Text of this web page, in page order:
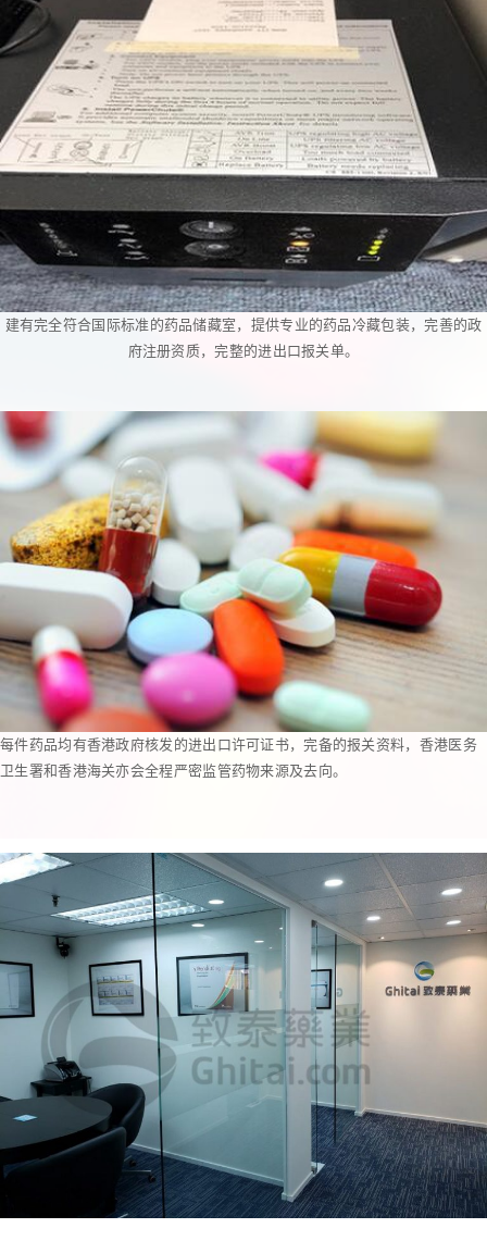
建有完全符合国际标准的药品储藏室，提供专业的药品冷藏包装，完善的政
府注册资质，完整的进出口报关单。
每件药品均有香港政府核发的进出口许可证书，完备的报关资料，香港医务
卫生署和香港海关亦会全程严密监管药物来源及去向。